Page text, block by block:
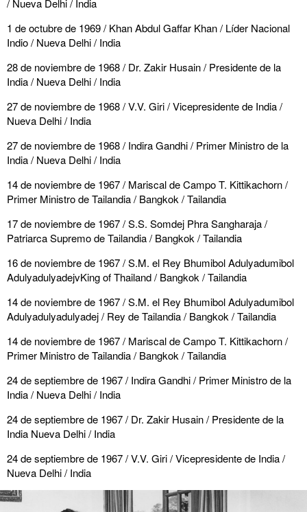
/ Nueva Delhi / India
1 de octubre de 1969 / Khan Abdul Gaffar Khan / Líder Nacional
Indio / Nueva Delhi / India
28 de noviembre de 1968 / Dr. Zakir Husain / Presidente de la
India / Nueva Delhi / India
27 de noviembre de 1968 / V.V. Giri / Vicepresidente de India /
Nueva Delhi / India
27 de noviembre de 1968 / Indira Gandhi / Primer Ministro de la
India / Nueva Delhi / India
14 de noviembre de 1967 / Mariscal de Campo T. Kittikachorn /
Primer Ministro de Tailandia / Bangkok / Tailandia
17 de noviembre de 1967 / S.S. Somdej Phra Sangharaja /
Patriarca Supremo de Tailandia / Bangkok / Tailandia
16 de noviembre de 1967 / S.M. el Rey Bhumibol Adulyadumibol
AdulyadulyadejvKing of Thailand / Bangkok / Tailandia
14 de noviembre de 1967 / S.M. el Rey Bhumibol Adulyadumibol
Adulyadulyadulyadej / Rey de Tailandia / Bangkok / Tailandia
14 de noviembre de 1967 / Mariscal de Campo T. Kittikachorn /
Primer Ministro de Tailandia / Bangkok / Tailandia
24 de septiembre de 1967 / Indira Gandhi / Primer Ministro de la
India / Nueva Delhi / India
24 de septiembre de 1967 / Dr. Zakir Husain / Presidente de la
India Nueva Delhi / India
24 de septiembre de 1967 / V.V. Giri / Vicepresidente de India /
Nueva Delhi / India